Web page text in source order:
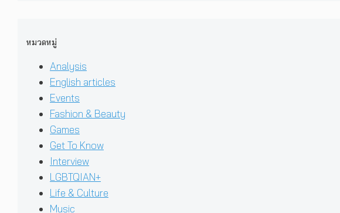
หมวดหมู่
Analysis
English articles
Events
Fashion & Beauty
Games
Get To Know
Interview
LGBTQIAN+
Life & Culture
Music